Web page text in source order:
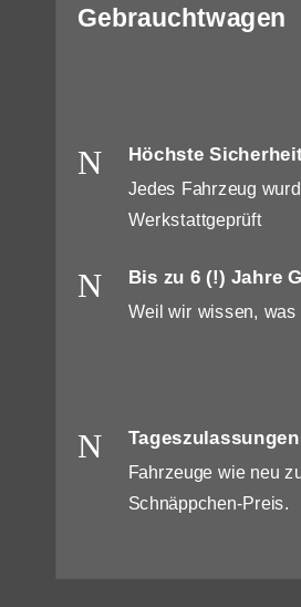
Gebrauchtwagen
N Höchste
Jedes Fahrzeug
Werkstattgeprüft
N Bis zu 6 (!) Jahre
Weil wir wissen,
N Tageszulassungen
Fahrzeuge wie neu
Schnäppchen-Preis.